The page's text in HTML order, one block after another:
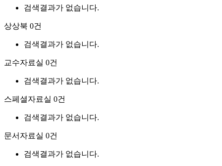
검색결과가 없습니다.
상상북 0건
검색결과가 없습니다.
교수자료실 0건
검색결과가 없습니다.
스페셜자료실 0건
검색결과가 없습니다.
문서자료실 0건
검색결과가 없습니다.